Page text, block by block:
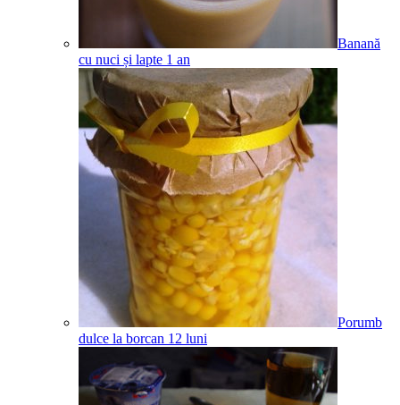
Banană
cu nuci și lapte 1 an
Porumb
dulce la borcan 12 luni